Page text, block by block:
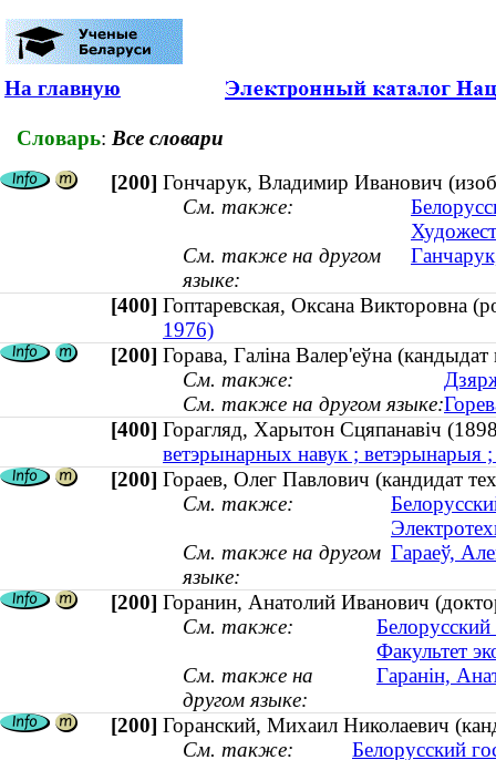
На главную
Словарь: Все словари
[200] Гончарук, Владимир Иванович
См. также:
См. также на другом
языке:
[400] Гоптаревская, Оксана Викторовна
1976)
[200] Горава, Галіна Валер'еўна
См. также:
См. также на другом языке:
[400] Горагляд, Харытон Сцяпанавіч
ветэрынарных навук ;
[200] Гораев, Олег Павлович (кандидат
См. также:
См. также на другом
языке:
Гараеў,
[200] Горанин, Анатолий Иванович
См. также:
Факультет
См. также на
другом языке:
Гаранін,
[200] Горанский, Михаил Николаевич
См. также:
Белорусский